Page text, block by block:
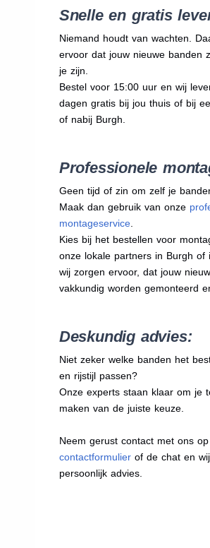
Snelle en gratis
Niemand houdt van wachten.
ervoor dat jouw nieuwe banden
je zijn.
Bestel voor 15:00 uur en wij
dagen gratis bij jou thuis of bij
of nabij Burgh.
Professionele
Geen tijd of zin om zelf je
Maak dan gebruik van onze
montageservice.
Kies bij het bestellen voor
onze lokale partners in Burgh of
wij zorgen ervoor, dat jouw
vakkundig worden gemonteerd
Deskundig advies:
Niet zeker welke banden het
en rijstijl passen?
Onze experts staan klaar om je
maken van de juiste keuze.
Neem gerust contact met ons
contactformulierof de chat en
persoonlijk advies.